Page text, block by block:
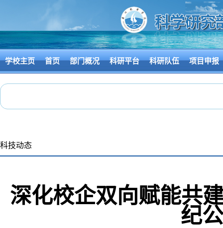
学校主页 首页 部门概况 科研平台 科研队伍 项目申报
科技动态
深化校企双向赋能共
纪